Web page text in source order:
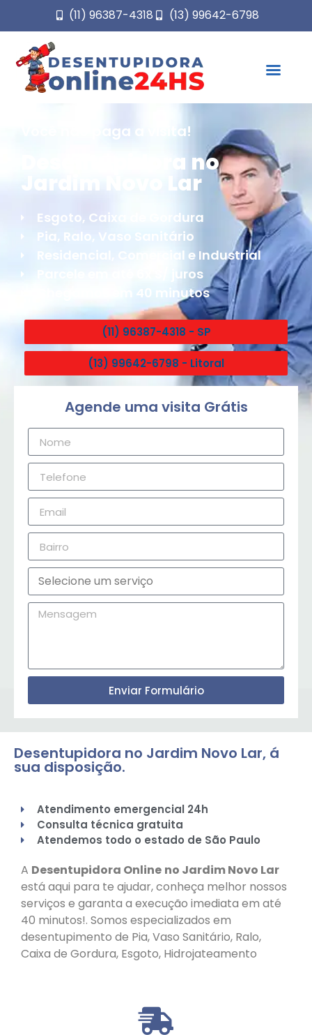
(11) 96387-4318 (13) 99642-6798
Você não paga a visita!
Desentupidora no
Jardim Novo Lar
Esgoto, Caixa de Gordura
Pia, Ralo, Vaso Sanitário
Residencial, Comercial e Industrial
Parcele em até 6x S/ juros
Chegamos em 40 minutos
(11) 96387-4318 - SP
(13) 99642-6798 - Litoral
Agende uma visita Grátis
Enviar Formulário
Desentupidora no Jardim Novo Lar, á
sua disposição.
Atendimento emergencial 24h
Consulta técnica gratuita
Atendemos todo o estado de São Paulo
A Desentupidora Online no Jardim Novo Lar
está aqui para te ajudar, conheça melhor nossos
serviços e garanta a execução imediata em até
40 minutos!. Somos especializados em
desentupimento de Pia, Vaso Sanitário, Ralo,
Caixa de Gordura, Esgoto, Hidrojateamento